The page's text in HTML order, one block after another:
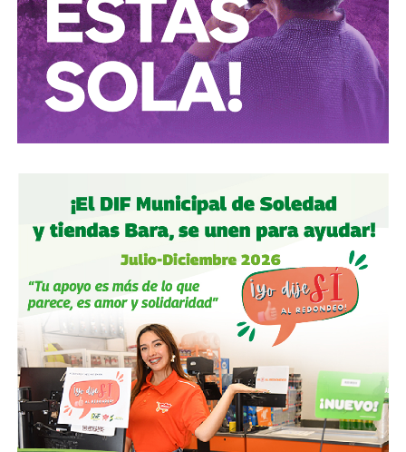
La derrota en la guerra fue devastadora para un
pueblo que, similar a lo que aconteció en el Mundial
de 1978, recurrió al futbol para buscar la alegría que
la actualidad nacional le quitaba
. El ídolo ya no iba a ser Mario Alberto Kempes como en
ese torneo ni mucho menos Videla o Galtieri. El héroe
albiceleste respondía al nombre deDiego Armando
Maradona.
El 22 de junio de 1986, Cuartos de Final del Mundial de
México 86.En el Estadio Azteca, ‘El 10’ metió dos
goles contra Inglaterra que explican más sobre
Argentina que cualquier libro de historia. El primero fue